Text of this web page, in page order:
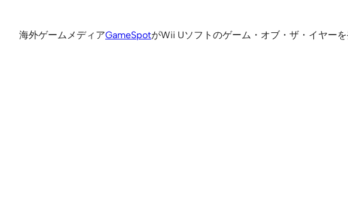
海外ゲームメディアGameSpotがWii Uソフトのゲーム・オブ・ザ・イヤー